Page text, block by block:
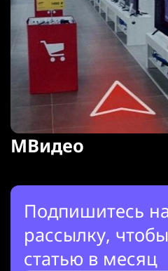
МВидео
Подпишитесь
рассылку,
статью в месяц